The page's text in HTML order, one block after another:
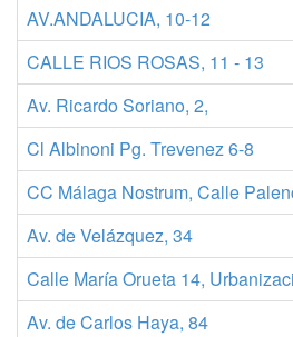
AV.ANDALUCIA, 10-12
CALLE RIOS ROSAS, 11 - 13
Av. Ricardo Soriano, 2,
Cl Albinoni Pg. Trevenez 6-8
CC Málaga Nostrum, Calle
Av. de Velázquez, 34
Calle María Orueta 14,
Av. de Carlos Haya, 84